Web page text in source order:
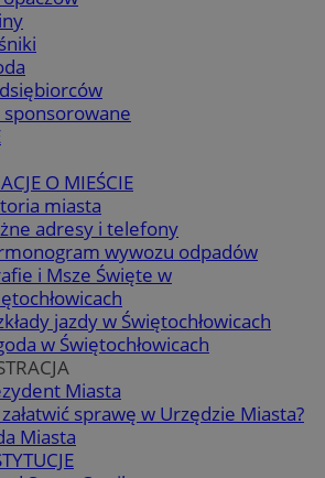
sponsorowane
O MIEŚCIE
miasta
adresy i telefony
wywozu odpadów
i Msze Święte w
jazdy w Świętochłowicach
w Świętochłowicach
Miasta
załatwić sprawę w Urzędzie Miasta?
Miasta